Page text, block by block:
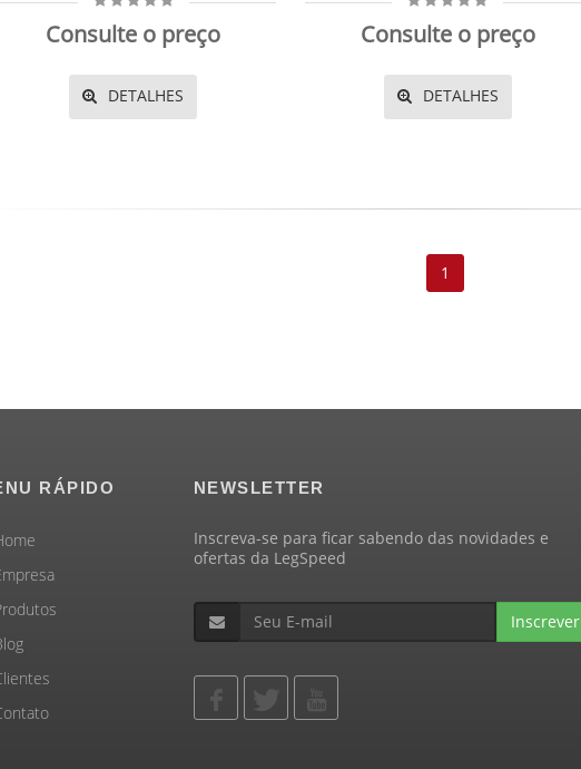
Consulte o preço
DETALHES
Consulte o preço
DETALHES
1
RÁPIDO NEWSLETTER
Inscreva-se para ficar sabendo das novidades e
ofertas da LegSpeed
Inscrever